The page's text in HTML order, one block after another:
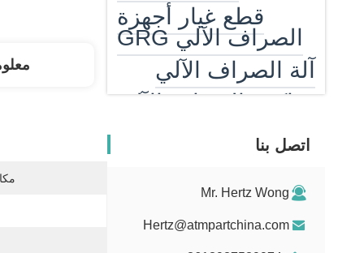
قطع غيار أجهزة
الصراف الآلي GRG
آلة الصراف الآلي
ماكينة الصراف الآلي
ATM EPP
قارئ بطاقة أجهزة
اتصل بنا
Mr. Hertz Wong
Hertz@atmpartchina.com